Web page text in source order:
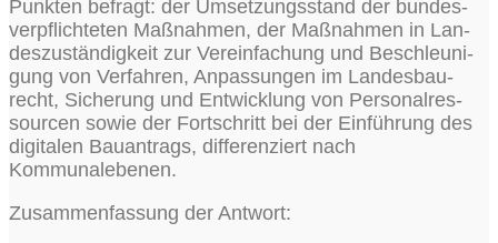
Punk­ten befragt: der Umset­zungs­stand der bun­des­
ver­pflich­te­ten Maß­nah­men, der Maß­nah­men in Lan­
des­zu­stän­dig­keit zur Ver­ein­fa­chung und Beschleu­ni­
gung von Ver­fah­ren, Anpas­sun­gen im Lan­des­bau­
recht, Siche­rung und Ent­wick­lung von Per­so­nal­res­
sour­cen sowie der Fort­schritt bei der Ein­füh­rung des
digi­ta­len Bau­an­trags, dif­fe­ren­ziert nach
Kommunalebenen.
Zusam­men­fas­sung der Antwort: